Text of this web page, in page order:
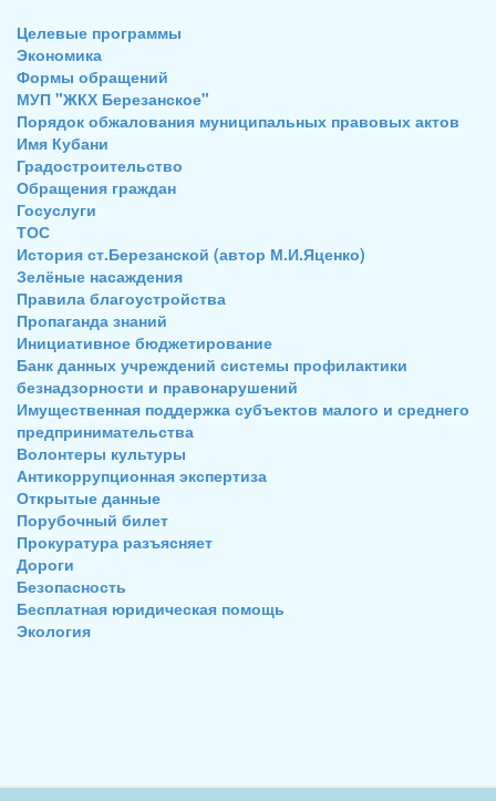
Целевые программы
Экономика
Формы обращений
МУП "ЖКХ Березанское"
Порядок обжалования муниципальных правовых актов
Имя Кубани
Градостроительство
Обращения граждан
Госуслуги
ТОС
История ст.Березанской (автор М.И.Яценко)
Зелёные насаждения
Правила благоустройства
Пропаганда знаний
Инициативное бюджетирование
Банк данных учреждений системы профилактики
безнадзорности и правонарушений
Имущественная поддержка субъектов малого и среднего
предпринимательства
Волонтеры культуры
Антикоррупционная экспертиза
Открытые данные
Порубочный билет
Прокуратура разъясняет
Дороги
Безопасность
Бесплатная юридическая помощь
Экология